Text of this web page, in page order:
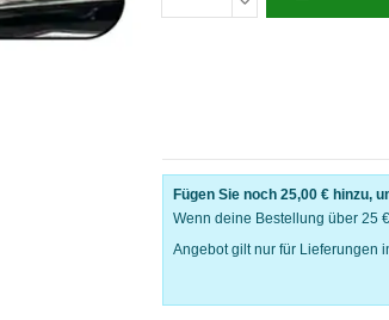
Fügen Sie noch 25,00 € hinzu,
Wenn deine Bestellung über 25
Angebot gilt nur für Lieferungen